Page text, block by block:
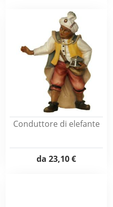
Conduttore di elefante
da 23,10 €